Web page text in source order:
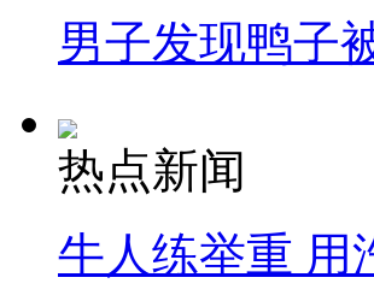
男子发现鸭子
热点新闻
牛人练举重 用